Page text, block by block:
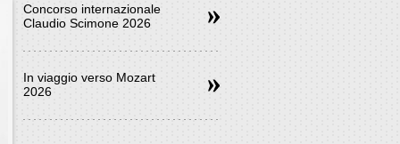
Concorso internazionale
Claudio Scimone 2026
In viaggio verso Mozart
2026